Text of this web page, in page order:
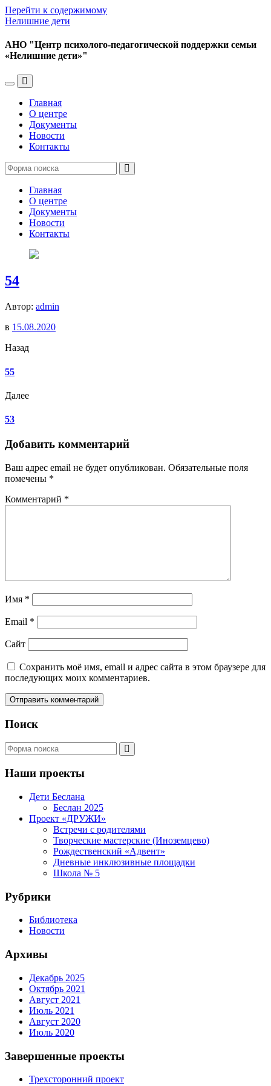
Перейти к содержимому
Нелишние дети
АНО "Центр психолого-педагогической поддержки семьи
«Нелишние дети»"
Переключить
меню
Переключить
поле
поиска
Главная
О центре
Документы
Новости
Контакты
Главная
О центре
Документы
Новости
Контакты
54
Автор: admin
в 15.08.2020
Назад
55
Далее
53
Добавить комментарий
Ваш адрес email не будет опубликован. Обязательные поля
помечены *
Комментарий *
Имя *
Email *
Сайт
Сохранить моё имя, email и адрес сайта в этом браузере для
последующих моих комментариев.
Поиск
Наши проекты
Дети Беслана
Беслан 2025
Проект «ДРУЖИ»
Встречи с родителями
Творческие мастерские (Иноземцево)
Рождественский «Адвент»
Дневные инклюзивные площадки
Школа № 5
Рубрики
Библиотека
Новости
Архивы
Декабрь 2025
Октябрь 2021
Август 2021
Июль 2021
Август 2020
Июль 2020
Завершенные проекты
Трехсторонний проект